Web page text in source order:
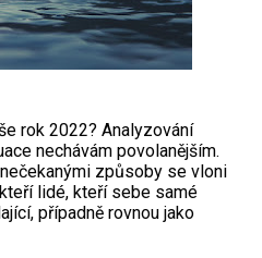
rok 2022? Analyzování
nechávám povolanějším.
způsoby se vloni
lidé, kteří sebe samé
případně rovnou jako